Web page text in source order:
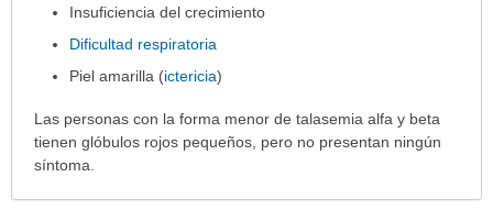
Insuficiencia del crecimiento
Dificultad respiratoria
Piel amarilla (ictericia)
Las personas con la forma menor de talasemia alfa y beta
tienen glóbulos rojos pequeños, pero no presentan ningún
síntoma.